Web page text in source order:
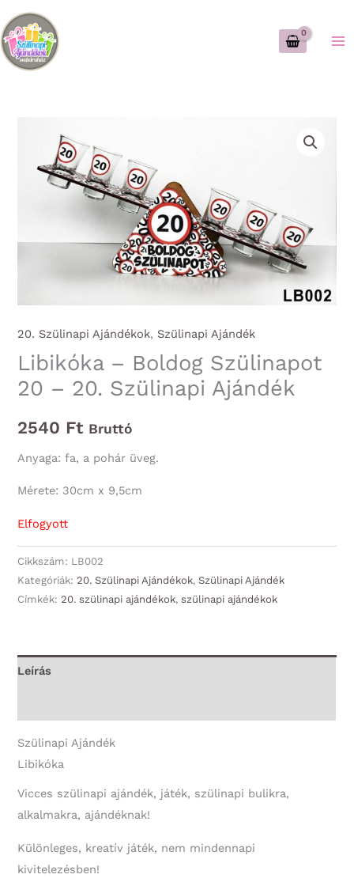
Skip
to
content
20. Szülinapi Ajándékok, Szülinapi Ajándék
Libikóka – Boldog Szülinapot
20 – 20. Szülinapi Ajándék
2540 Ft Bruttó
Anyaga: fa, a pohár üveg.
Mérete: 30cm x 9,5cm
Elfogyott
Cikkszám: LB002
Kategóriák:20. Szülinapi Ajándékok,Szülinapi Ajándék
Címkék:20. szülinapi ajándékok,szülinapi ajándékok
Leírás
Szülinapi Ajándék
Libikóka
Vicces szülinapi ajándék, játék, szülinapi bulikra,
alkalmakra, ajándéknak!
Különleges, kreatív játék, nem mindennapi
kivitelezésben!